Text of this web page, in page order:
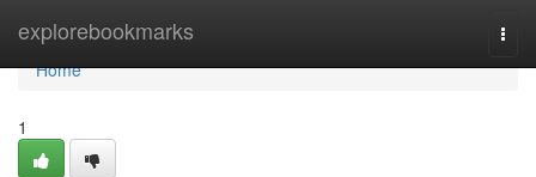
explorebookmarks
Home
Home
1